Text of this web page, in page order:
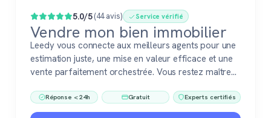
5.0/5(44 avis) Service vérifié
Vendre mon bien immobilier
Leedy vous connecte aux meilleurs agents pour une
estimation juste, une mise en valeur efficace et une
vente parfaitement orchestrée. Vous restez maître
Réponse < 24h Gratuit Experts certifiés